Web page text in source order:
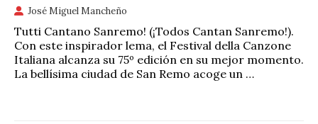
José Miguel Mancheño
Tutti Cantano Sanremo! (¡Todos Cantan Sanremo!).
Con este inspirador lema, el Festival della Canzone
Italiana alcanza su 75º edición en su mejor momento.
La bellísima ciudad de San Remo acoge un …